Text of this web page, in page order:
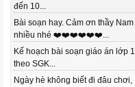
đến 10...
Bài soạn hay. Cảm ơn thầy Nam
nhiều nhé ❤️❤️❤️❤️❤️❤️...
Kế hoạch bài soạn giáo án lớp 1
theo SGK...
Ngày hè không biết đi đâu chơi,